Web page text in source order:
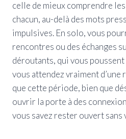
celle de mieux comprendre
chacun, au-delà des mots
impulsives. En solo, vous
rencontres ou des échanges
déroutants, qui vous
vous attendez vraiment d’une
que cette période, bien que
ouvrir la porte à des
vous savez rester ouvert